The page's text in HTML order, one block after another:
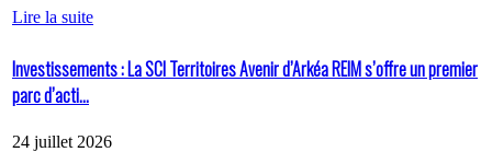
Lire la suite
Investissements : La SCI Territoires Avenir d’Arkéa REIM s’offre un premier
parc d’acti...
24 juillet 2026